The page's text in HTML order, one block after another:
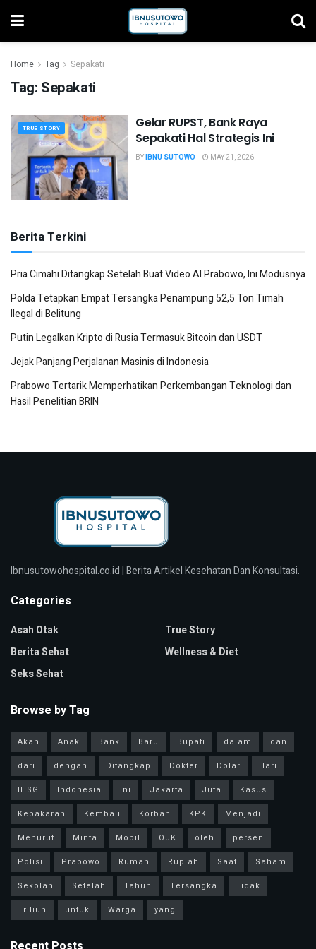
Home Tag Sepakati
Tag: Sepakati
TRUE STORY
Gelar RUPST, Bank Raya
Sepakati Hal Strategis Ini
BYIBNU SUTOWO MAY 21, 2026
Berita Terkini
Pria Cimahi Ditangkap Setelah Buat Video AI Prabowo, Ini Modusnya
Polda Tetapkan Empat Tersangka Penampung 52,5 Ton Timah
Ilegal di Belitung
Putin Legalkan Kripto di Rusia Termasuk Bitcoin dan USDT
Jejak Panjang Perjalanan Masinis di Indonesia
Prabowo Tertarik Memperhatikan Perkembangan Teknologi dan
Hasil Penelitian BRIN
Ibnusutowohospital.co.id | Berita Artikel Kesehatan Dan Konsultasi.
Categories
Asah Otak
Berita Sehat
Seks Sehat
True Story
Wellness & Diet
Browse by Tag
Akan Anak Bank Baru Bupati dalam
dan
dari
dengan Ditangkap Dokter Dolar
Hari
IHSG
Indonesia Ini Jakarta Juta
Kasus
Kebakaran
Kembali Korban KPK
Menjadi
Menurut
Minta Mobil OJK oleh
persen
Polisi
Prabowo Rumah Rupiah Saat
Saham
Sekolah
Setelah Tahun Tersangka
Tidak
Triliun
untuk Warga yang